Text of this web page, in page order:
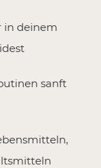
in deinem
sanft